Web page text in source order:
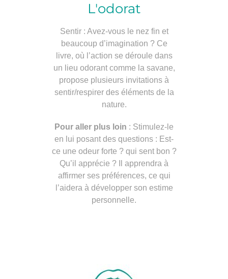
L'odorat
Sentir : Avez-vous le nez fin et
beaucoup d’imagination ? Ce
livre, où l’action se déroule dans
un lieu odorant comme la savane,
propose plusieurs invitations à
sentir/respirer des éléments de la
nature.
Pour aller plus loin : Stimulez-le
en lui posant des questions : Est-
ce une odeur forte ? qui sent bon ?
Qu’il apprécie ? Il apprendra à
affirmer ses préférences, ce qui
l’aidera à développer son estime
personnelle.